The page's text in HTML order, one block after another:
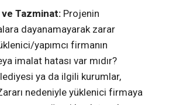
Tazminat: Projenin
dayanamayarak zarar
yapımcı firmanın
imalat hatası var mıdır?
ya da ilgili kurumlar,
nedeniyle yüklenici firmaya